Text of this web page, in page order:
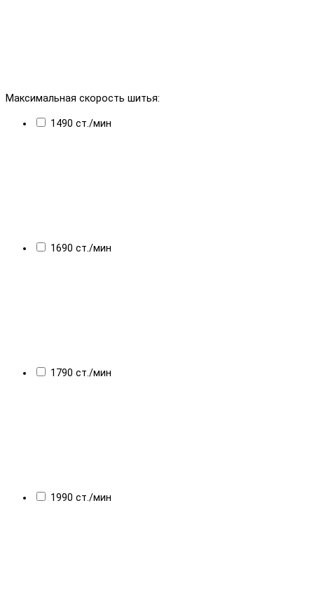
Максимальная скорость шитья:
1490 ст./мин
1690 ст./мин
1790 ст./мин
1990 ст./мин